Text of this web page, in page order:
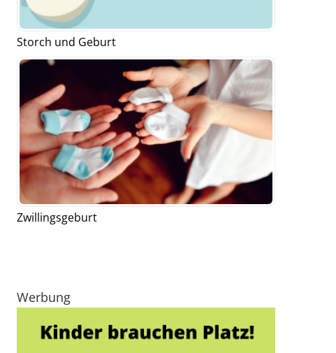
Storch und Geburt
Zwillingsgeburt
Werbung